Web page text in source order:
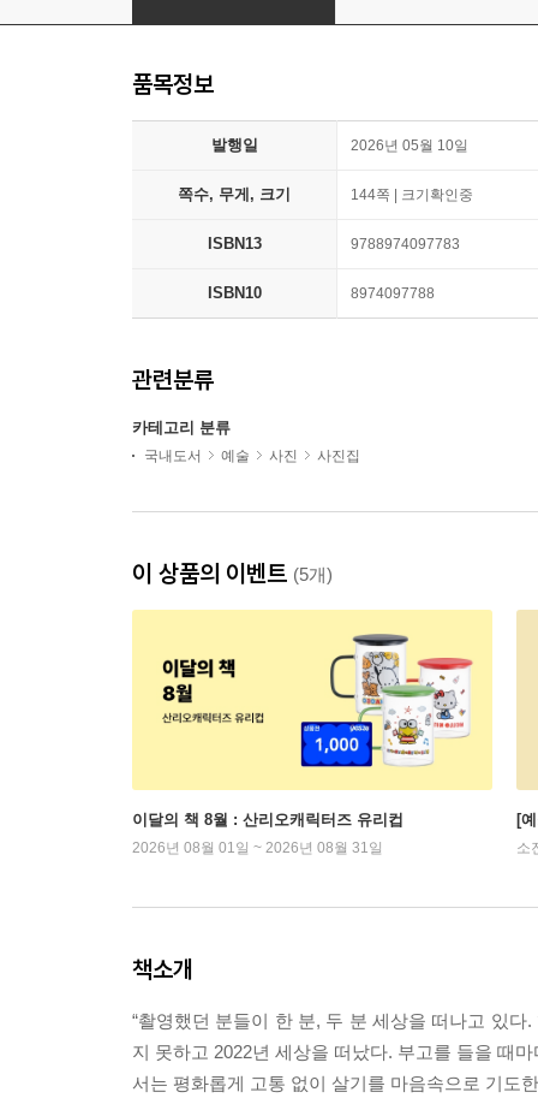
품목정보
발행일 2026년 05월 10일
쪽수, 무게, 크기 144쪽 | 크기확인중
ISBN13 9788974097783
ISBN10 8974097788
관련분류
카테고리 분류
국내도서 예술 사진 사진집
이 상품의 이벤트 (5개)
이달의 책 8월 : 산리오캐릭터즈 유리컵
2026년 08월 01일 ~ 2026년 08월 31일
[
소
책소개
“촬영했던 분들이 한 분, 두 분 세상을 떠나고 있
지 못하고 2022년 세상을 떠났다. 부고를 들을 때
서는 평화롭게 고통 없이 살기를 마음속으로 기도